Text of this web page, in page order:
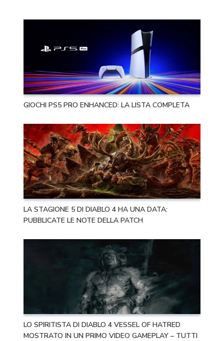
GIOCHI PS5 PRO ENHANCED: LA LISTA COMPLETA
LA STAGIONE 5 DI DIABLO 4 HA UNA DATA:
PUBBLICATE LE NOTE DELLA PATCH
LO SPIRITISTA DI DIABLO 4 VESSEL OF HATRED
MOSTRATO IN UN PRIMO VIDEO GAMEPLAY – TUTTI